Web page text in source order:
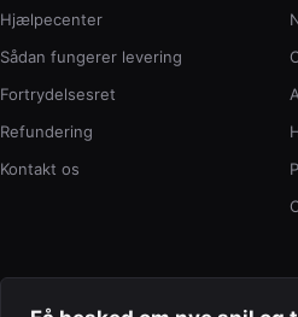
Hjælpecenter
Sådan fungerer levering
Fortrydelsesret
Refundering
Kontakt os